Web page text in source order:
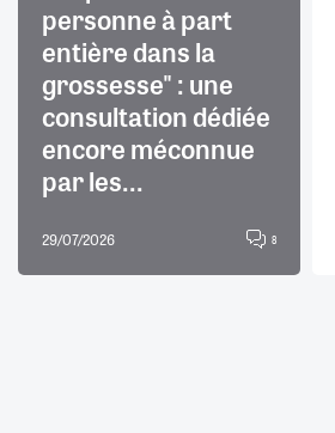
personne à part
entière dans la
grossesse" : une
consultation dédiée
encore méconnue
par les...
29/07/2026 8